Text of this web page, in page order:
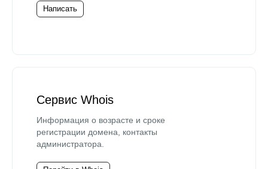
Написать
Сервис Whois
Информация о возрасте и сроке
регистрации домена, контакты
администратора.